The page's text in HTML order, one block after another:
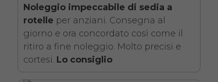
di 7 giorni a partire da 76 euro.
Consegniamo a domicilio in
tutta Italia, contattaci per
maggiori informazioni.
COSTO NOLEGGIO
Noleggio impeccabile di sedia a
rotelle per anziani. Consegna al
giorno e ora concordato così come il
ritiro a fine noleggio. Molto precisi e
cortesi. Lo consiglio